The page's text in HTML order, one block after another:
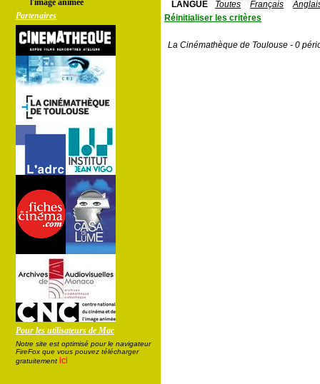
l'image animée
Partenaires
Pour les utilisateurs de Mac
Notre site est optimisé pour le navigateur
FireFox que vous pouvez télécharger
gratuitement ici
LANGUE
Toutes Français
Réinitialiser les critères
La Cinémathèque de Toulouse - 0